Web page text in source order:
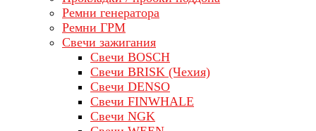
Ремни генератора
Ремни ГРМ
Свечи зажигания
Свечи BOSCH
Свечи BRISK (Чехия)
Свечи DENSO
Свечи FINWHALE
Свечи NGK